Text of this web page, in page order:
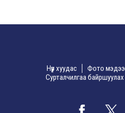
Нүүр хуудас Фото мэдээ
Сурталчилгаа байршуулах